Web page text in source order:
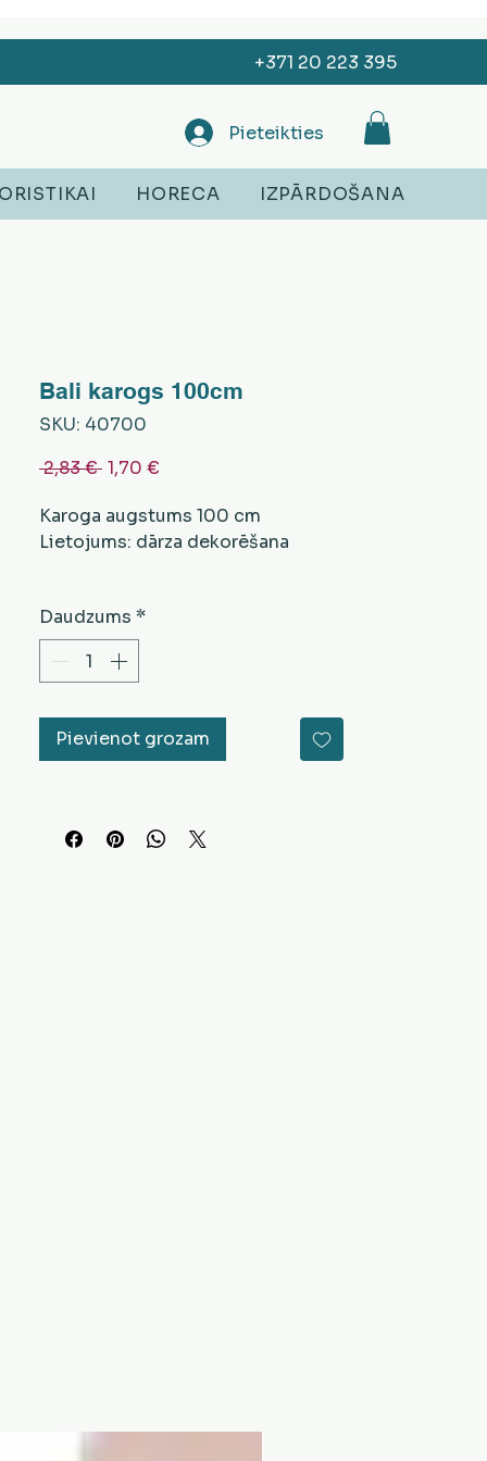
+371 20 223 395
Pieteikties
HORECA IZPĀRDOŠANA
Bali karogs 100cm
SKU: 40700
2,83 € Parastā
1,70 €
Karoga augstums 100 cm
Lietojums: dārza dekorēšana
Daudzums *
Pievienot grozam